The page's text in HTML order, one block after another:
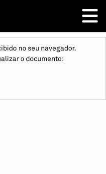
no seu navegador.
o documento: